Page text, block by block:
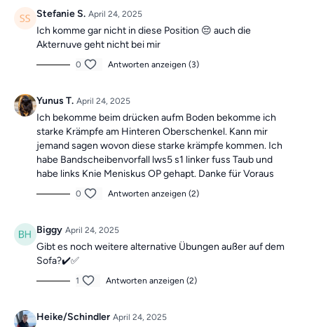
Die Übungen bilden insgesamt ein Ganzkörpertraining mit
verschiedenen Schwerpunkten und sind somit die ideale
Grundlage für einschmerzfreies, gesundes undbewegliches
Leben.
Mach dir keine Sorgen, falls du mal einen Tag verpasst, denn die
“Vergangene Trainings des Tages”
vergangen Einheiten.
Stefanie S. April 24, 2025
Ich komme gar nicht in diese Position 😔 auch die
Akternuve geht nicht bei mir
0 Antworten anzeigen (3)
Yunus T. April 24, 2025
Ich bekomme beim drücken aufm Boden bekomme ich
starke Krämpfe am Hinteren Oberschenkel. Kann mir
jemand sagen wovon diese starke krämpfe kommen. Ich
habe Bandscheibenvorfall lws5 s1 linker fuss Taub und
habe links Knie Meniskus OP gehapt. Danke für Voraus
0 Antworten anzeigen (2)
Biggy April 24, 2025
Gibt es noch weitere alternative Übungen außer auf dem
Sofa?✔️✅
1 Antworten anzeigen (2)
Heike/Schindler April 24, 2025